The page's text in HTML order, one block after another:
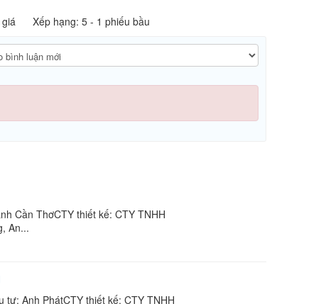
Xếp hạng: 5 - 1 phiếu bầu
Cần ThơCTY thiết kế: CTY TNHH
An...
Anh PhátCTY thiết kế: CTY TNHH